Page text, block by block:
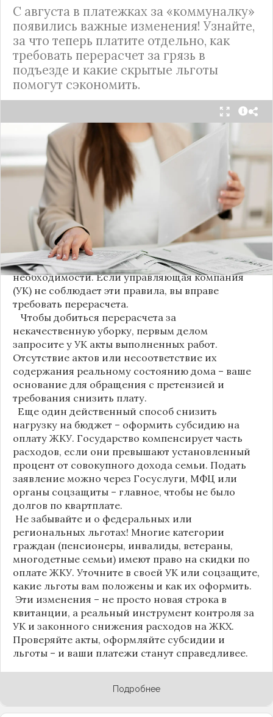
С августа в платежках за «коммуналку»
появились важные изменения! Узнайте,
за что теперь платите отдельно, как
требовать перерасчет за грязь в
подъезде и какие скрытые льготы
помогут сэкономить.
С 1 августа в квитанциях за жилищно-
коммунальные услуги введено важное
новшество. Как поясняет автор канала "ВЗО
ProДеньги", теперь уборка мест общего
пользования (МОП) выделена в отдельную
строку. Это дает жильцам четкое понимание, за
что именно они платят.
Новые нормы строго регламентируют частоту
уборки: мытье полов и лестниц должно
проводиться несколько раз в неделю, удаление
пыли – еженедельно, а уборка снега – по мере
необходимости. Если управляющая компания
(УК) не соблюдает эти правила, вы вправе
требовать перерасчета.
Чтобы добиться перерасчета за
некачественную уборку, первым делом
запросите у УК акты выполненных работ.
Отсутствие актов или несоответствие их
содержания реальному состоянию дома – ваше
основание для обращения с претензией и
требования снизить плату.
Еще один действенный способ снизить
нагрузку на бюджет – оформить субсидию на
оплату ЖКУ. Государство компенсирует часть
расходов, если они превышают установленный
процент от совокупного дохода семьи. Подать
заявление можно через Госуслуги, МФЦ или
органы соцзащиты – главное, чтобы не было
долгов по квартплате.
Не забывайте и о федеральных или
региональных льготах! Многие категории
граждан (пенсионеры, инвалиды, ветераны,
многодетные семьи) имеют право на скидки по
оплате ЖКУ. Уточните в своей УК или соцзащите,
какие льготы вам положены и как их оформить.
Эти изменения – не просто новая строка в
квитанции, а реальный инструмент контроля за
УК и законного снижения расходов на ЖКХ.
Проверяйте акты, оформляйте субсидии и
льготы – и ваши платежи станут справедливее.
Подробнее